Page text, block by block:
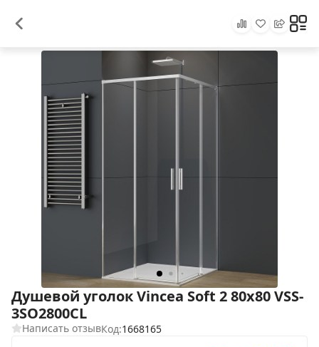
Душевой уголок Vincea Soft 2 80x80 VSS-
3SO2800CL
Написать отзывКод:1668165